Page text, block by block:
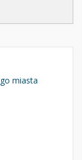
miasta